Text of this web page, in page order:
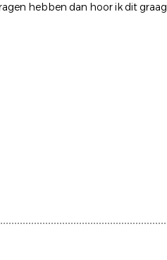
hebben dan hoor ik dit graag